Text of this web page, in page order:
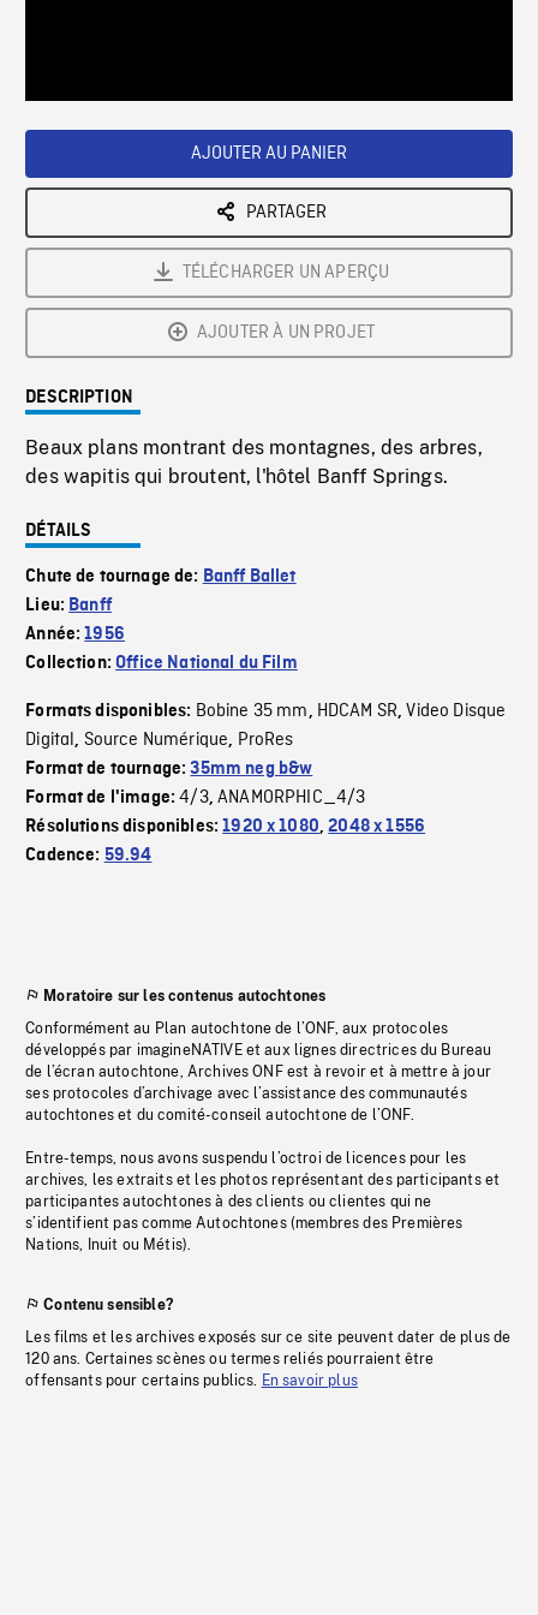
AJOUTER AU PANIER
PARTAGER
TÉLÉCHARGER UN APERÇU
AJOUTER À UN PROJET
DESCRIPTION
Beaux plans montrant des montagnes, des arbres,
des wapitis qui broutent, l'hôtel Banff Springs.
DÉTAILS
Chute de tournage de: Banff Ballet
Lieu: Banff
Année:1956
Collection:Office National du Film
Formats disponibles: Bobine 35 mm, HDCAM SR,Video Disque
Digital, Source Numérique, ProRes
Format de tournage:35mm neg b&w
Format de l'image:4/3,ANAMORPHIC_4/3
Résolutions disponibles:1920 x 1080,2048 x 1556
Cadence: 59.94
Moratoire sur les contenus autochtones
Conformément au Plan autochtone de l’ONF, aux protocoles
développés par imagineNATIVE et aux lignes directrices du Bureau
de l’écran autochtone, Archives ONF est à revoir et à mettre à jour
ses protocoles d’archivage avec l’assistance des communautés
autochtones et du comité-conseil autochtone de l’ONF.
Entre-temps, nous avons suspendu l’octroi de licences pour les
archives, les extraits et les photos représentant des participants et
participantes autochtones à des clients ou clientes qui ne
s’identifient pas comme Autochtones (membres des Premières
Nations, Inuit ou Métis).
Contenu sensible?
Les films et les archives exposés sur ce site peuvent dater de plus de
120 ans. Certaines scènes ou termes reliés pourraient être
offensants pour certains publics. En savoir plus